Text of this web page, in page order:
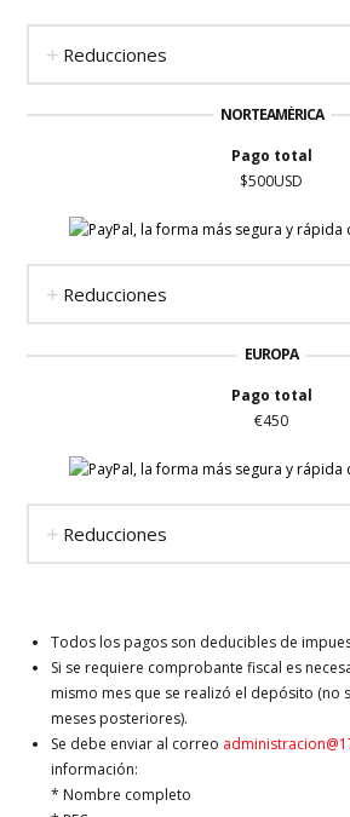
Reducciones
NORTEAMÉRICA
Pago total
$500USD
Reducciones
EUROPA
Pago total
€450
Reducciones
Todos los pagos son deducibles de
Si se requiere comprobante fiscal es
mismo mes que se realizó el depósito (no
meses posteriores).
Se debe enviar al correo
información:
* Nombre completo